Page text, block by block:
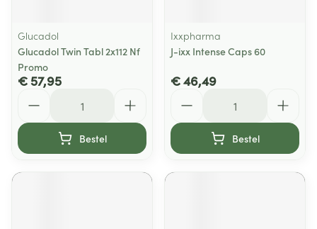
Glucadol
Glucadol Twin Tabl 2x112 Nf
Promo
€ 57,95
Bestel
Ixxpharma
J-ixx Intense Caps 60
€ 46,49
Bestel